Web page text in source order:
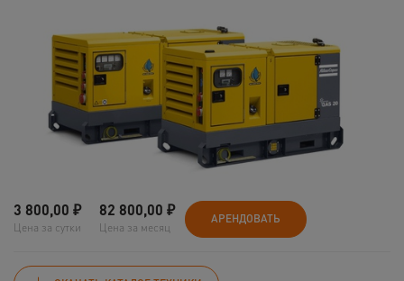
3 800,00 ₽
Цена за сутки
82 800,00 ₽
Цена за месяц
АРЕНДОВАТЬ